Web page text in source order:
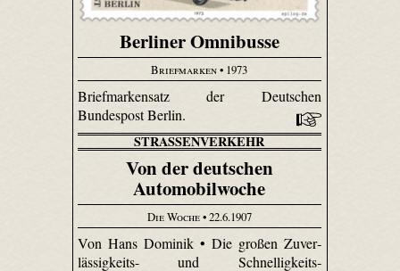
Berliner Omnibusse
Briefmarken• 1973
Briefmarkensatz der Deutschen
Bundespost Berlin.
STRASSENVERKEHR
Von der deutschen
Automobilwoche
Die Woche• 22.6.1907
Von Hans Dominik • Die großen Zuver­
lässig­keits- und Schnellig­keits­